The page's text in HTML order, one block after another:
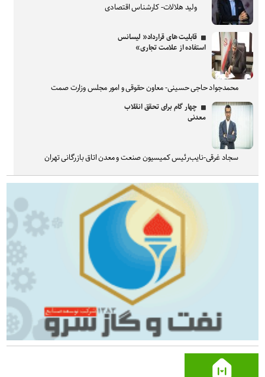
ولید هلالات- کارشناس اقتصادی
قابلیت های قرارداد« لیسانس
استفاده از علامت تجاری»
محمدجواد حاجی حسینی- معاون حقوقی و امور مجلس وزارت صمت
چهار گام برای تحقق انقلاب
معدنی
سجاد غرقی-نایب‌رئیس کمیسیون صنعت و معدن اتاق بازرگانی تهران